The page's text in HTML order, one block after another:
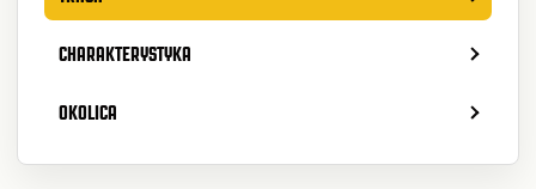
CHARAKTERYSTYKA
OKOLICA